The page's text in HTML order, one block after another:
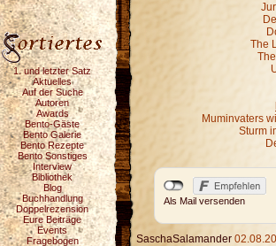
1. und letzter Satz
Aktuelles
Auf der Suche
Autoren
Awards
Bento-Gäste
Bento Galerie
Bento Rezepte
Bento Sonstiges
Interview
Bibliothek
Blog
Buchhandlung
Doppelrezension
Eure Beiträge
Events
Fragebogen
The
Muminvaters
Sturm
Als Mail versenden
SaschaSalamander